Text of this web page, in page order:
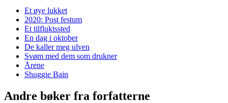
Et øye lukket
2020: Post festum
Et tilfluktssted
En dag i oktober
De kaller meg ulven
Svøm med dem som drukner
Årene
Shuggie Bain
Andre bøker fra forfatterne